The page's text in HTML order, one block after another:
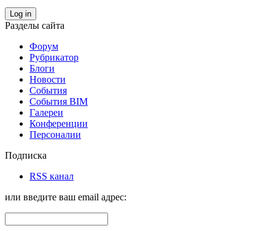
Log in
Разделы сайта
Форум
Рубрикатор
Блоги
Новости
События
События BIM
Галереи
Конференции
Персоналии
Подписка
RSS канал
или введите ваш email адрес: